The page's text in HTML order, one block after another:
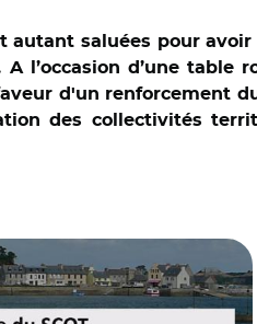
saluées pour avoir
l’occasion d’une table
d'un renforcement
des collectivités